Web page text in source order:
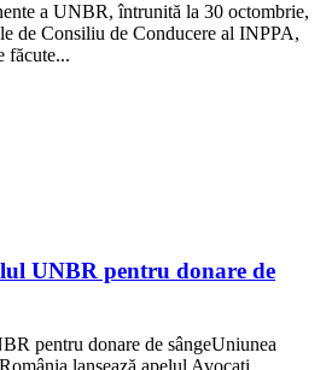
a UNBR, întrunită la 30 octombrie,
de Consiliu de Conducere al INPPA,
făcute...
UNBR pentru donare de
pentru donare de sângeUniunea
lansează apelul Avocați